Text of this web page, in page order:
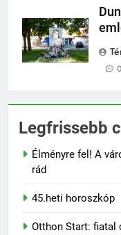
0
Legfrissebb
Élményre fel! A
rád
45.heti horoszkóp
Otthon Start: fiatal